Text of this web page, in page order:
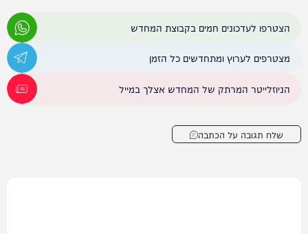
הצטרפו לעדכונים חמים בקבוצת המחדש
מצטרפים לערוץ ומתחדשים כל הזמן
הניוזלייטר המרתק של המחדש אצלך במייל
שלח תגובה על הכתבה